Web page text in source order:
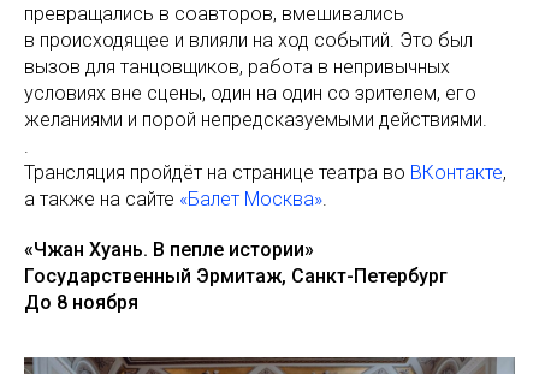
превращались в соавторов, вмешивались
в происходящее и влияли на ход событий. Это был
вызов для танцовщиков, работа в непривычных
условиях вне сцены, один на один со зрителем, его
желаниями и порой непредсказуемыми действиями.
Трансляция пройдёт на странице театра во ВКонтакте,
а также на сайте «Балет Москва»
«Чжан Хуань. В пепле истории»
Государственный Эрмитаж, Санкт-Петербург
До 8 ноября